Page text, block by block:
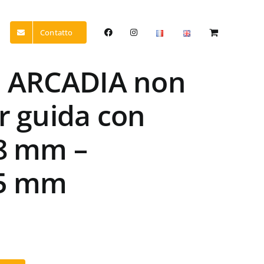
Contatto
non
guida con
mm –
mm